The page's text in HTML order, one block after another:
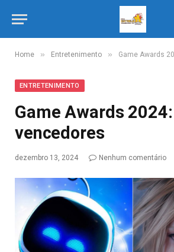
Home » Entretenimento » Game Awards
ENTRETENIMENTO
Game Awards
vencedores
dezembro 13, 2024 Nenhum comentário